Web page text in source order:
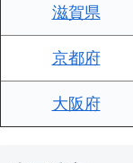
滋賀県
京都府
大阪府